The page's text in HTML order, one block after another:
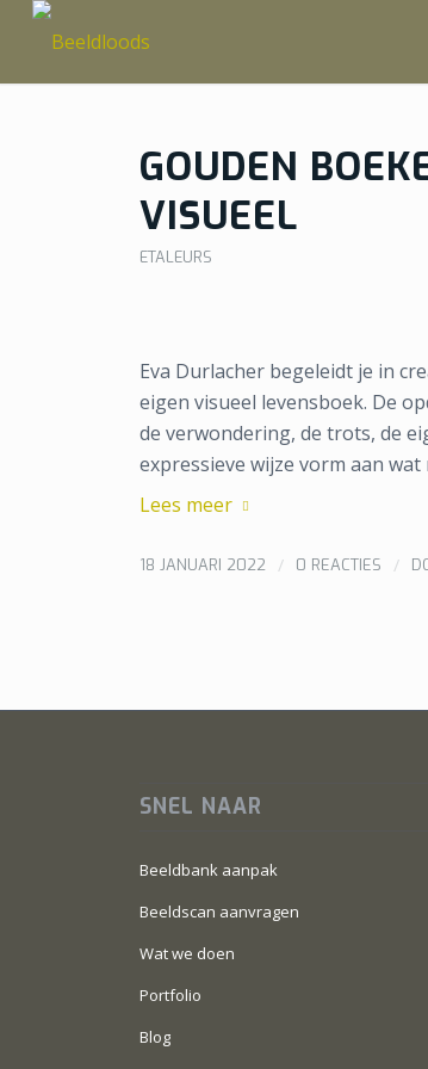
GOUDEN
VISUEEL
ETALEURS
Eva Durlacher begeleidt je in
eigen visueel levensboek. De
de verwondering, de trots, de
expressieve wijze vorm aan
Lees meer
18 JANUARI 2022 / 0 REACTIES /
SNEL NAAR
Beeldbank aanpak
Beeldscan aanvragen
Wat we doen
Portfolio
Blog